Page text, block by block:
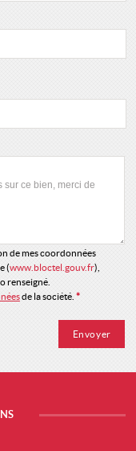
de mes coordonnées
(www.bloctel.gouv.fr),
renseigné.
de la société. *